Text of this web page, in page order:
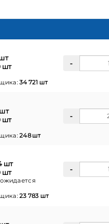
шт
34 721 шт
шт
248 шт
шт
шт
ожидается
23 783 шт